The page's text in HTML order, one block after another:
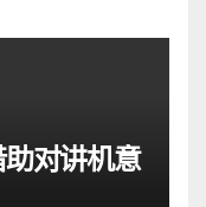
对讲机意